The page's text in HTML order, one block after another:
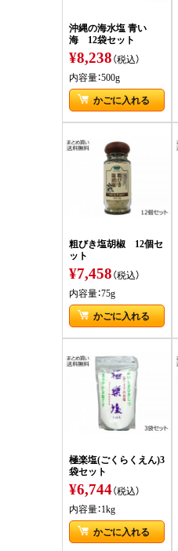
沖縄の海水塩 青い
海 12袋セット
¥8,238（税込）
内容量：500g
かごに入れる
粗びき塩胡椒 12個セ
ット
¥7,458（税込）
内容量：75g
かごに入れる
極楽塩(ごくらくえん)3
袋セット
¥6,744（税込）
内容量：1kg
かごに入れる